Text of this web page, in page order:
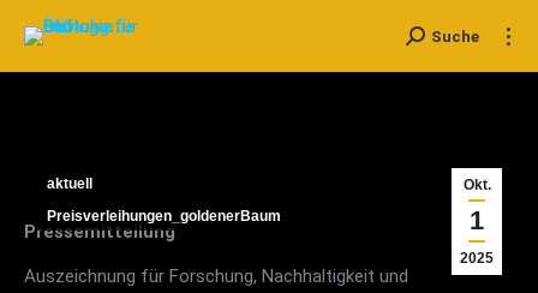
Search:
Suche
Okt.
1
2025
aktuell
Preisverleihungen_goldenerBaum
Pressemitteilung
Auszeichnung für Forschung, Nachhaltigkeit und